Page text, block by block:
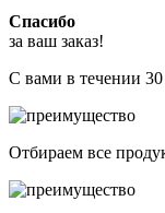
Спасибо
за ваш заказ!
С вами в течении
Отбираем все